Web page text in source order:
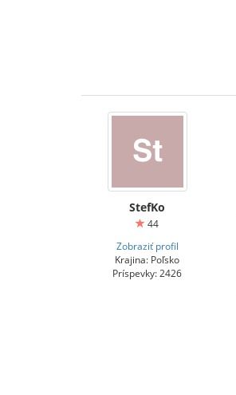
StefKo
44
Zobraziť profil
Krajina: Poľsko
Príspevky: 2426